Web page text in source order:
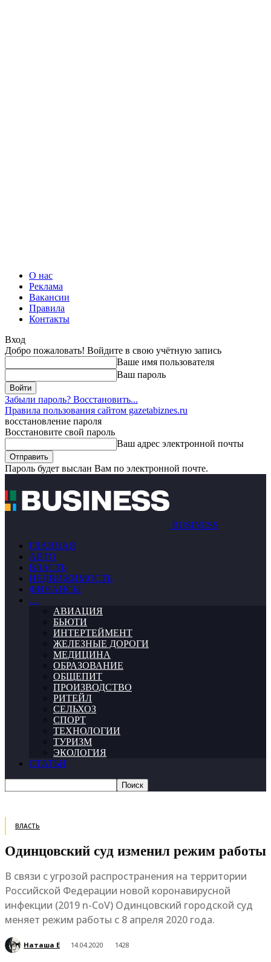
О нас
Реклама
Вакансии
Правила
Контакты
Вход
Добро пожаловать! Войдите в свою учётную запись
Ваше имя пользователя
Ваш пароль
Забыли пароль? Восстановить...
Правила пользования сайтом gazetabiznes.ru
восстановление пароля
Восстановите свой пароль
Ваш адрес электронной почты
Пароль будет выслан Вам по электронной почте.
BUSINESS
ГЛАВНАЯ
АВТО
ВЛАСТЬ
НЕДВИЖИМОСТЬ
ФИНАНСЫ
…
АВИАЦИЯ
БЬЮТИ
ИНТЕРТЕЙМЕНТ
ЖЕЛЕЗНЫЕ ДОРОГИ
МЕДИЦИНА
ОБРАЗОВАНИЕ
ОБЩЕПИТ
ПРОИЗВОДСТВО
РИТЕЙЛ
СЕЛЬХОЗ
СПОРТ
ТЕХНОЛОГИИ
ТУРИЗМ
ЭКОЛОГИЯ
СТАТЬИ
ВЛАСТЬ
Одинцовский суд изменил режим работы
В связи с угрозой распространения на территории
Российской Федерации новой коронавирусной
инфекции (2019 n-CoV) Одинцовский городской суд
меняет режим работы с 8 апреля 2020 года.
Наташа Е 14.04.2020 1428